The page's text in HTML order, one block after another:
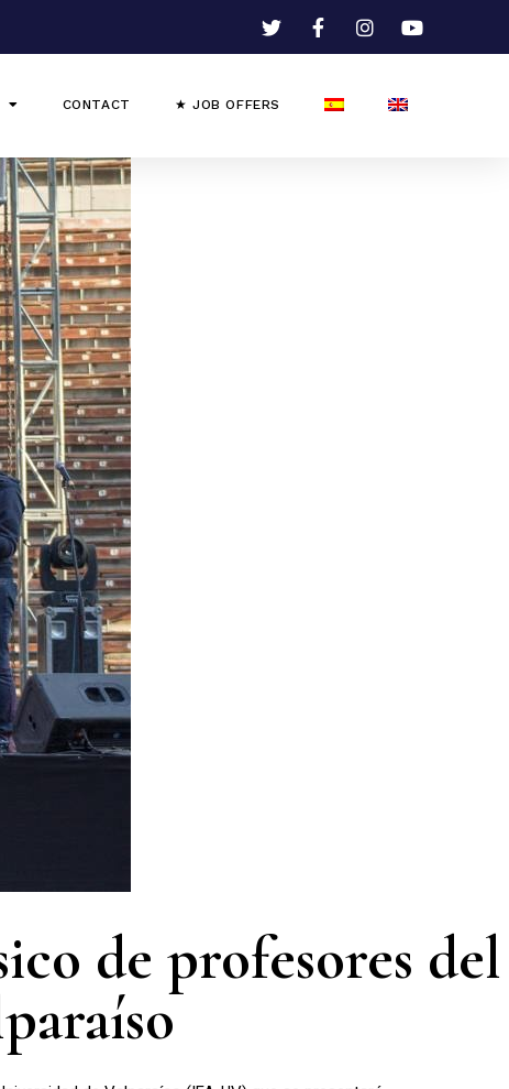
CONTACT ★ JOB OFFERS
de profesores del